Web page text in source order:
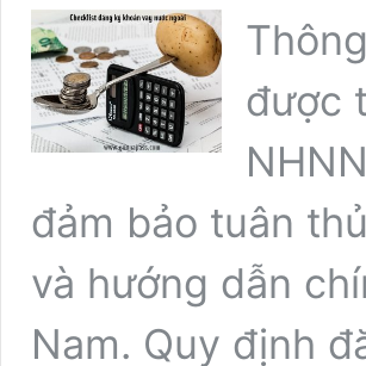
được
đảm bảo tuân
và hướng dẫn
Nam. Quy định